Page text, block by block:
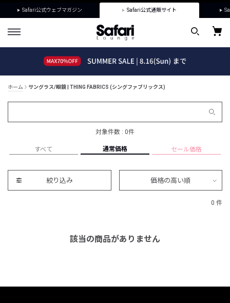
Safari公式ウェブマガジン Safari公式通販サイト
ホーム サングラス/眼鏡 | THING FABRICS (シングファブリックス)
対象件数 : 0件
すべて 通常価格 セール価格
絞り込み 価格の高い順
0 件
該当の商品がありません